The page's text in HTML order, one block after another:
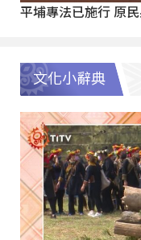
平埔專法已施行 原
文化小辭典